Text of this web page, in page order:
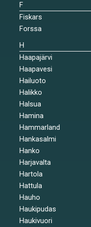
F
Fiskars
Forssa
H
Haapajärvi
Haapavesi
Hailuoto
Halikko
Halsua
Hamina
Hammarland
Hankasalmi
Hanko
Harjavalta
Hartola
Hattula
Hauho
Haukipudas
Haukivuori